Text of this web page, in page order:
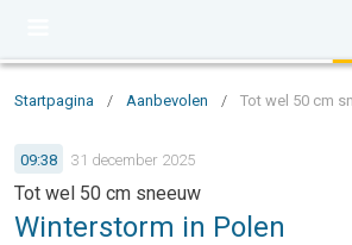
Startpagina / Aanbevolen / Tot wel 50 cm
09:38 31 december 2025
Tot wel 50 cm sneeuw
Winterstorm in Polen